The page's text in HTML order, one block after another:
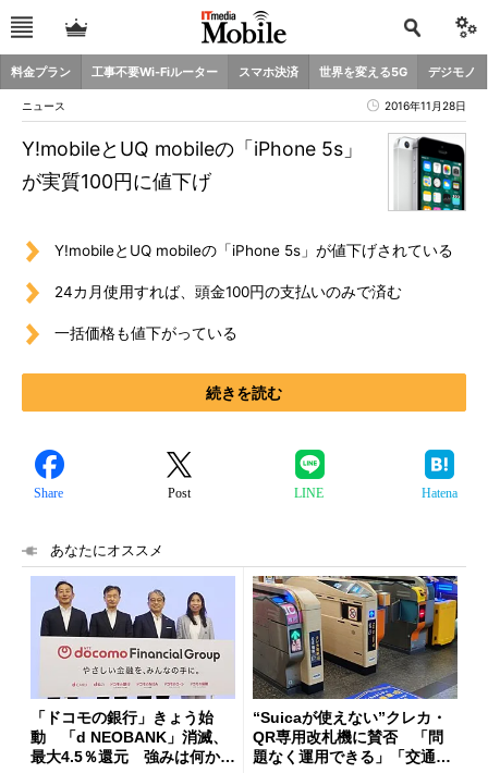
料金プラン 工事不要Wi-Fiルーター スマホ決済 世界を変える5G デジモノ
ニュース 2016年11月28日
Y!mobileとUQ mobileの「iPhone 5s」
が実質100円に値下げ
Y!mobileとUQ mobileの「iPhone 5s」が値下げされている
24カ月使用すれば、頭金100円の支払いのみで済む
一括価格も値下がっている
続きを読む
Share Post LINE Hatena
あなたにオススメ
「ドコモの銀行」きょう始
動 「d NEOBANK」消滅、
最大4.5％還元 強みは何か解
“Suicaが使えない”クレカ・
QR専用改札機に賛否 「問
題なく運用できる」「交通系I